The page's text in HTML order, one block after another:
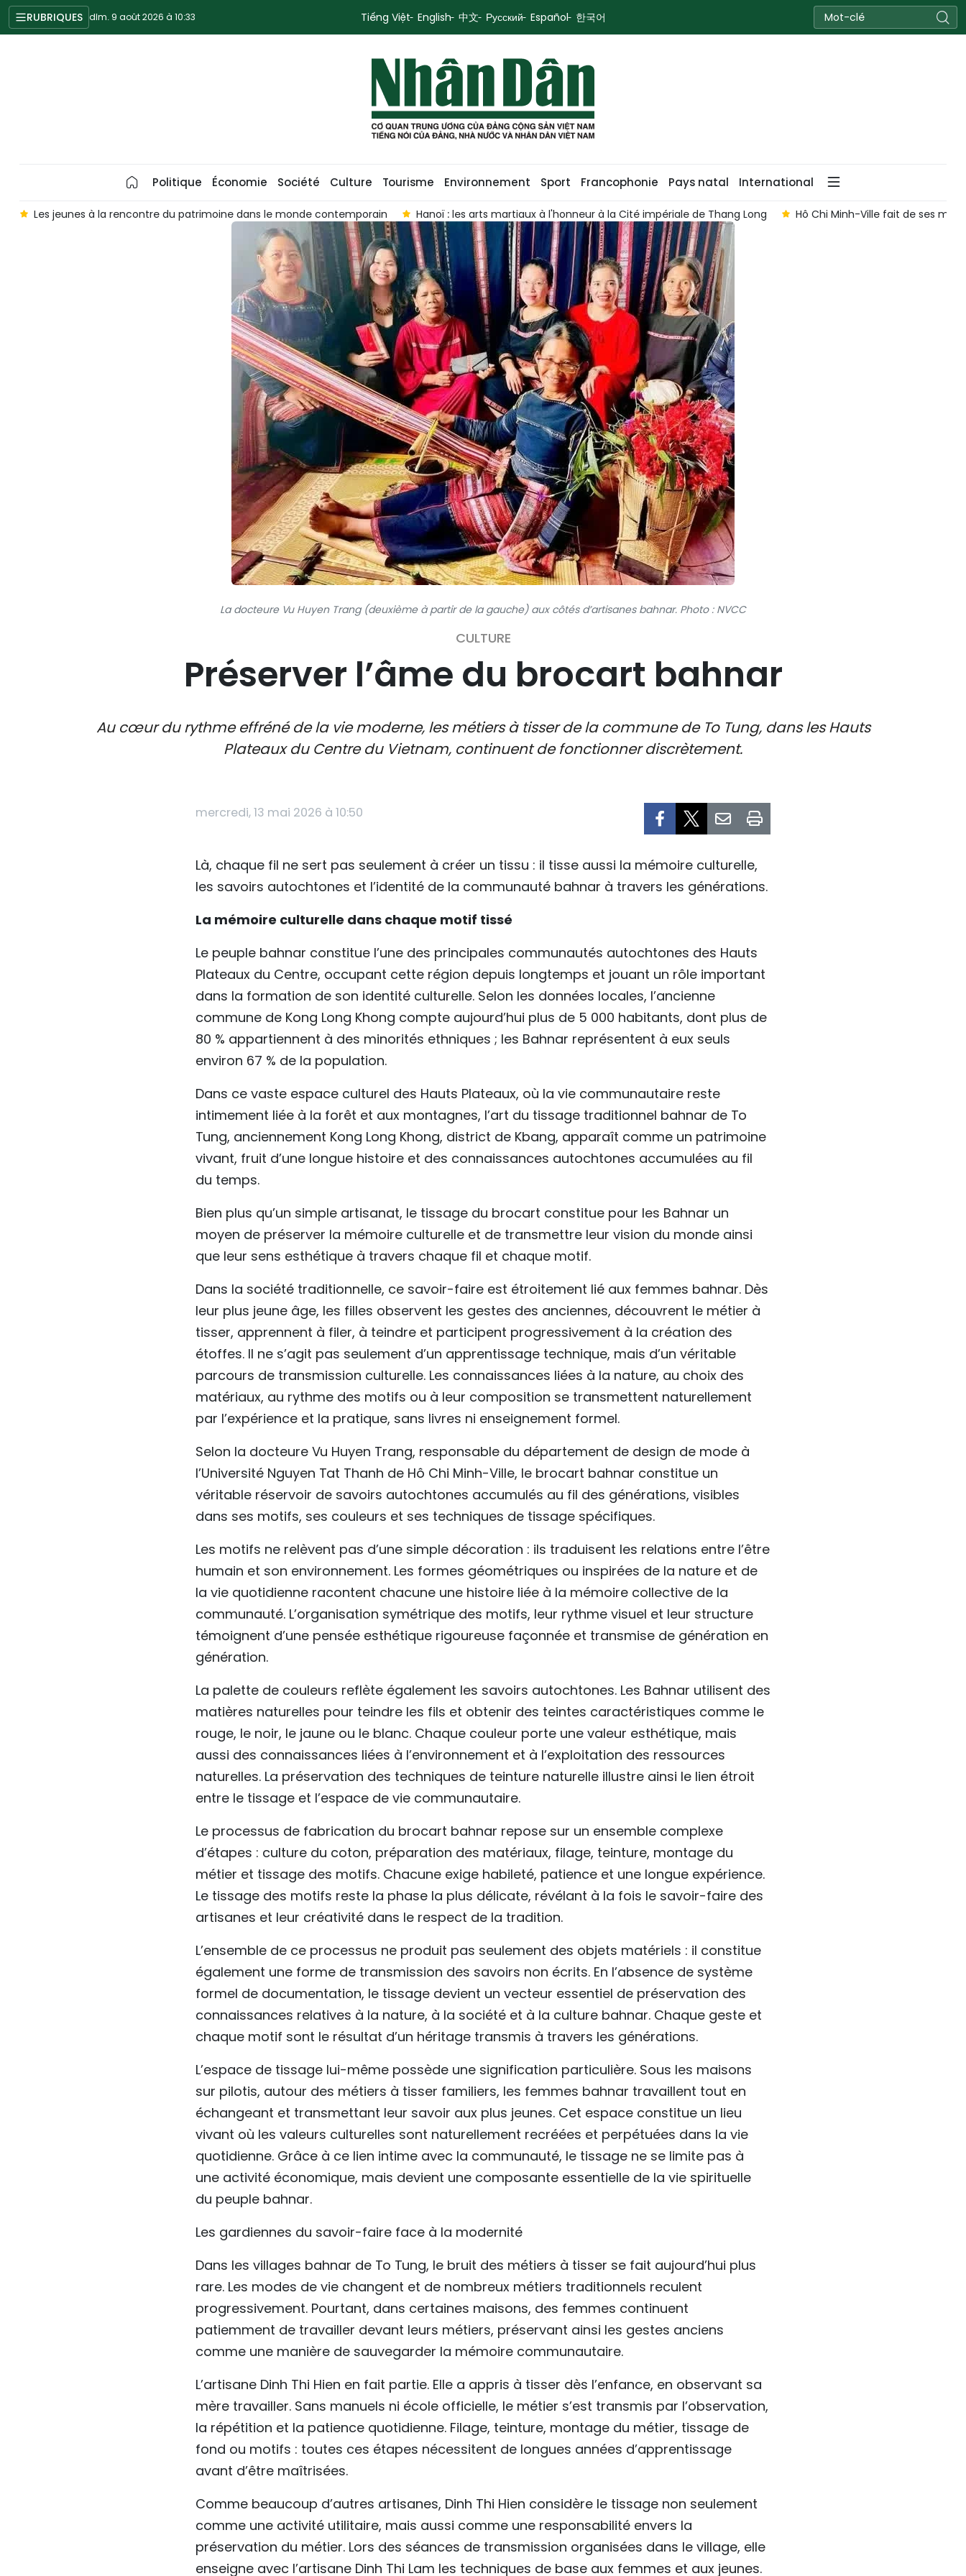
RUBRIQUES dim. 9 août 2026 à 10:33 Tiếng Việt English 中文 Русский Español 한국어
Politique Économie Société Culture Tourisme Environnement Sport Francophonie Pays natal International
à la rencontre du patrimoine dans le monde contemporain Hanoï : les arts martiaux à l'honneur à la Cité impériale de Thang Long Hô Chi Minh-Ville fait de ses musées un atout
La docteure Vu Huyen Trang (deuxième à partir de la gauche) aux côtés d’artisanes bahnar. Photo : NVCC
CULTURE
Préserver l’âme du brocart bahnar
Au cœur du rythme effréné de la vie moderne, les métiers à tisser de la commune de To Tung, dans les Hauts
Plateaux du Centre du Vietnam, continuent de fonctionner discrètement.
mercredi, 13 mai 2026 à 10:50
Là, chaque fil ne sert pas seulement à créer un tissu : il tisse aussi la mémoire culturelle,
les savoirs autochtones et l’identité de la communauté bahnar à travers les générations.
La mémoire culturelle dans chaque motif tissé
Le peuple bahnar constitue l’une des principales communautés autochtones des Hauts
Plateaux du Centre, occupant cette région depuis longtemps et jouant un rôle important
dans la formation de son identité culturelle. Selon les données locales, l’ancienne
commune de Kong Long Khong compte aujourd’hui plus de 5 000 habitants, dont plus de
80 % appartiennent à des minorités ethniques ; les Bahnar représentent à eux seuls
environ 67 % de la population.
Dans ce vaste espace culturel des Hauts Plateaux, où la vie communautaire reste
intimement liée à la forêt et aux montagnes, l’art du tissage traditionnel bahnar de To
Tung, anciennement Kong Long Khong, district de Kbang, apparaît comme un patrimoine
vivant, fruit d’une longue histoire et des connaissances autochtones accumulées au fil
du temps.
Bien plus qu’un simple artisanat, le tissage du brocart constitue pour les Bahnar un
moyen de préserver la mémoire culturelle et de transmettre leur vision du monde ainsi
que leur sens esthétique à travers chaque fil et chaque motif.
Dans la société traditionnelle, ce savoir-faire est étroitement lié aux femmes bahnar. Dès
leur plus jeune âge, les filles observent les gestes des anciennes, découvrent le métier à
tisser, apprennent à filer, à teindre et participent progressivement à la création des
étoffes. Il ne s’agit pas seulement d’un apprentissage technique, mais d’un véritable
parcours de transmission culturelle. Les connaissances liées à la nature, au choix des
matériaux, au rythme des motifs ou à leur composition se transmettent naturellement
par l’expérience et la pratique, sans livres ni enseignement formel.
Selon la docteure Vu Huyen Trang, responsable du département de design de mode à
l’Université Nguyen Tat Thanh de Hô Chi Minh-Ville, le brocart bahnar constitue un
véritable réservoir de savoirs autochtones accumulés au fil des générations, visibles
dans ses motifs, ses couleurs et ses techniques de tissage spécifiques.
Les motifs ne relèvent pas d’une simple décoration : ils traduisent les relations entre l’être
humain et son environnement. Les formes géométriques ou inspirées de la nature et de
la vie quotidienne racontent chacune une histoire liée à la mémoire collective de la
communauté. L’organisation symétrique des motifs, leur rythme visuel et leur structure
témoignent d’une pensée esthétique rigoureuse façonnée et transmise de génération en
génération.
La palette de couleurs reflète également les savoirs autochtones. Les Bahnar utilisent des
matières naturelles pour teindre les fils et obtenir des teintes caractéristiques comme le
rouge, le noir, le jaune ou le blanc. Chaque couleur porte une valeur esthétique, mais
aussi des connaissances liées à l’environnement et à l’exploitation des ressources
naturelles. La préservation des techniques de teinture naturelle illustre ainsi le lien étroit
entre le tissage et l’espace de vie communautaire.
Le processus de fabrication du brocart bahnar repose sur un ensemble complexe
d’étapes : culture du coton, préparation des matériaux, filage, teinture, montage du
métier et tissage des motifs. Chacune exige habileté, patience et une longue expérience.
Le tissage des motifs reste la phase la plus délicate, révélant à la fois le savoir-faire des
artisanes et leur créativité dans le respect de la tradition.
L’ensemble de ce processus ne produit pas seulement des objets matériels : il constitue
également une forme de transmission des savoirs non écrits. En l’absence de système
formel de documentation, le tissage devient un vecteur essentiel de préservation des
connaissances relatives à la nature, à la société et à la culture bahnar. Chaque geste et
chaque motif sont le résultat d’un héritage transmis à travers les générations.
L’espace de tissage lui-même possède une signification particulière. Sous les maisons
sur pilotis, autour des métiers à tisser familiers, les femmes bahnar travaillent tout en
échangeant et transmettant leur savoir aux plus jeunes. Cet espace constitue un lieu
vivant où les valeurs culturelles sont naturellement recréées et perpétuées dans la vie
quotidienne. Grâce à ce lien intime avec la communauté, le tissage ne se limite pas à
une activité économique, mais devient une composante essentielle de la vie spirituelle
du peuple bahnar.
Les gardiennes du savoir-faire face à la modernité
Dans les villages bahnar de To Tung, le bruit des métiers à tisser se fait aujourd’hui plus
rare. Les modes de vie changent et de nombreux métiers traditionnels reculent
progressivement. Pourtant, dans certaines maisons, des femmes continuent
patiemment de travailler devant leurs métiers, préservant ainsi les gestes anciens
comme une manière de sauvegarder la mémoire communautaire.
L’artisane Dinh Thi Hien en fait partie. Elle a appris à tisser dès l’enfance, en observant sa
mère travailler. Sans manuels ni école officielle, le métier s’est transmis par l’observation,
la répétition et la patience quotidienne. Filage, teinture, montage du métier, tissage de
fond ou motifs : toutes ces étapes nécessitent de longues années d’apprentissage
avant d’être maîtrisées.
Comme beaucoup d’autres artisanes, Dinh Thi Hien considère le tissage non seulement
comme une activité utilitaire, mais aussi comme une responsabilité envers la
préservation du métier. Lors des séances de transmission organisées dans le village, elle
enseigne avec l’artisane Dinh Thi Lam les techniques de base aux femmes et aux jeunes.